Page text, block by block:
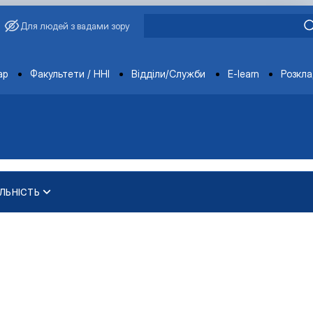
Для людей з вадами зору
Факультети / ННІ Відділи/Служби E-learn
продукції твар…
продукції твар…